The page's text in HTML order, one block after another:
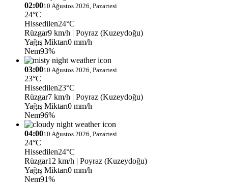
02:0010 Ağustos 2026, Pazartesi
24°C
Hissedilen24°C
Rüzgar9 km/h | Poyraz (Kuzeydoğu)
Yağış Miktarı0 mm/h
Nem93%
03:0010 Ağustos 2026, Pazartesi
23°C
Hissedilen23°C
Rüzgar7 km/h | Poyraz (Kuzeydoğu)
Yağış Miktarı0 mm/h
Nem96%
04:0010 Ağustos 2026, Pazartesi
24°C
Hissedilen24°C
Rüzgar12 km/h | Poyraz (Kuzeydoğu)
Yağış Miktarı0 mm/h
Nem91%